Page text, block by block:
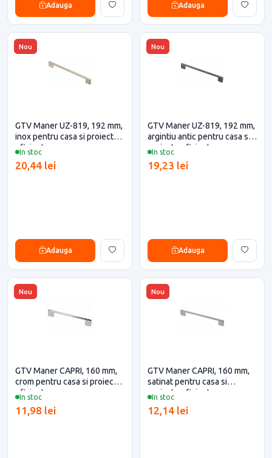
Adauga Adauga
Nou
In stoc
GTV Maner UZ-819, 192 mm,
inox pentru casa si proiecte
eficiente
20,44 lei
Adauga
Nou
In stoc
GTV Maner UZ-819, 192 mm,
argintiu antic pentru casa si
proiecte eficiente
19,23 lei
Adauga
Nou
In stoc
GTV Maner CAPRI, 160 mm,
crom pentru casa si proiecte
eficiente
11,98 lei
Nou
In stoc
GTV Maner CAPRI, 160 mm,
satinat pentru casa si
proiecte eficiente
12,14 lei